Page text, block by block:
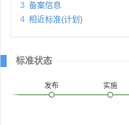
3 备案信息
4 相近标准(计划)
标准状态
发布 实施